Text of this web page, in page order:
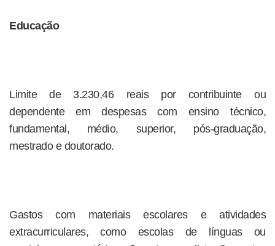
Educação
Limite de 3.230,46 reais por contribuinte ou
dependente em despesas com ensino técnico,
fundamental, médio, superior, pós-graduação,
mestrado e doutorado.
Gastos com materiais escolares e atividades
extracurriculares, como escolas de línguas ou